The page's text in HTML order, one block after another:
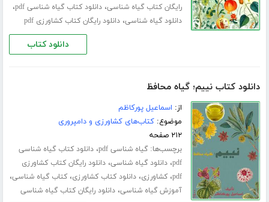
رایگان کتاب گیاه شناسی،دانلود کتاب گیاه شناسی pdf ،
دانلود گیاه شناسی،دانلود رایگان کتاب کشاورزی pdf
دانلود کتاب
دانلود کتاب نییم؛ گیاه محافظ
از: اسماعیل پورکاظم
موضوع:کتاب‌های کشاورزی و دامپروری
۲۱۲ صفحه
برچسب‌ها:گیاه شناسی pdf ،دانلود کتاب گیاه شناسی
pdf،دانلود گیاه شناسی،دانلود رایگان کتاب کشاورزی
pdf،کشاورزی،دانلود کتاب کشاورزی،کتاب گیاه شناسی،
آموزش گیاه شناسی،دانلود رایگان کتاب گیاه شناسی